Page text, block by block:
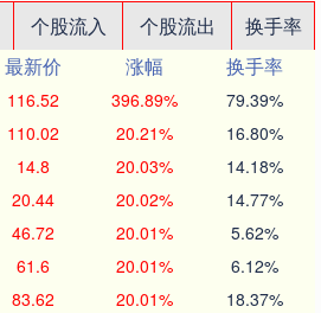
个股流入 个股流出
换手率
最新价 涨幅
换手率
116.52 396.89% 79.39%
110.02 20.21% 16.80%
14.8 20.03% 14.18%
20.44 20.02% 14.77%
46.72 20.01% 5.62%
61.6 20.01% 6.12%
83.62 20.01% 18.37%